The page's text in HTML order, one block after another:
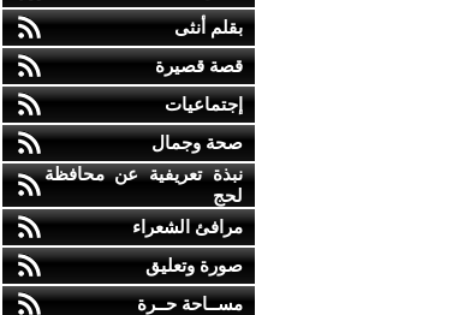
بقلم أنثى
قصة قصيرة
إجتماعيات
صحة وجمال
نبذة تعريفية عن محافظة
لحج
مرافئ الشعراء
صورة وتعليق
مســاحة حــرة